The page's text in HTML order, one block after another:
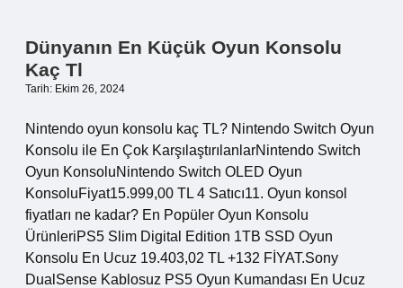
Dünyanın En Küçük Oyun Konsolu
Kaç Tl
Tarih: Ekim 26, 2024
Nintendo oyun konsolu kaç TL? Nintendo Switch Oyun
Konsolu ile En Çok KarşılaştırılanlarNintendo Switch
Oyun KonsoluNintendo Switch OLED Oyun
KonsoluFiyat15.999,00 TL 4 Satıcı11. Oyun konsol
fiyatları ne kadar? En Popüler Oyun Konsolu
ÜrünleriPS5 Slim Digital Edition 1TB SSD Oyun
Konsolu En Ucuz 19.403,02 TL +132 FİYAT.Sony
DualSense Kablosuz PS5 Oyun Kumandası En Ucuz